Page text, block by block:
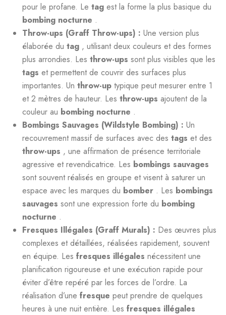
pour le profane. Le tag est la forme la plus basique du
bombing nocturne .
Throw-ups (Graff Throw-ups) : Une version plus
élaborée du tag , utilisant deux couleurs et des formes
plus arrondies. Les throw-ups sont plus visibles que les
tags et permettent de couvrir des surfaces plus
importantes. Un throw-up typique peut mesurer entre 1
et 2 mètres de hauteur. Les throw-ups ajoutent de la
couleur au bombing nocturne .
Bombings Sauvages (Wildstyle Bombing) : Un
recouvrement massif de surfaces avec des tags et des
throw-ups , une affirmation de présence territoriale
agressive et revendicatrice. Les bombings sauvages
sont souvent réalisés en groupe et visent à saturer un
espace avec les marques du bomber . Les bombings
sauvages sont une expression forte du bombing
nocturne .
Fresques Illégales (Graff Murals) : Des œuvres plus
complexes et détaillées, réalisées rapidement, souvent
en équipe. Les fresques illégales nécessitent une
planification rigoureuse et une exécution rapide pour
éviter d’être repéré par les forces de l’ordre. La
réalisation d’une fresque peut prendre de quelques
heures à une nuit entière. Les fresques illégales